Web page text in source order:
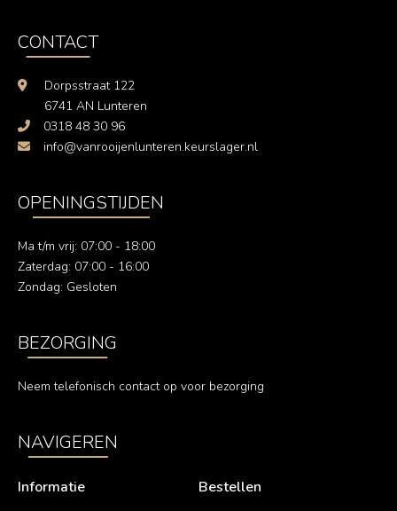
CONTACT
Dorpsstraat 122
6741 AN Lunteren
0318 48 30 96
info@vanrooijenlunteren.keurslager.nl
OPENINGSTIJDEN
Ma t/m vrij: 07:00 - 18:00
Zaterdag: 07:00 - 16:00
Zondag: Gesloten
BEZORGING
Neem telefonisch contact op voor bezorging
NAVIGEREN
Informatie Bestellen